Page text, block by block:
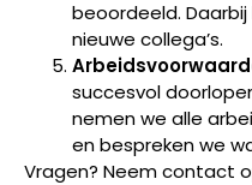
beoordeeld.
nieuwe collega’s.
succesvol
nemen we alle
en bespreken we
Vragen? Neem contact